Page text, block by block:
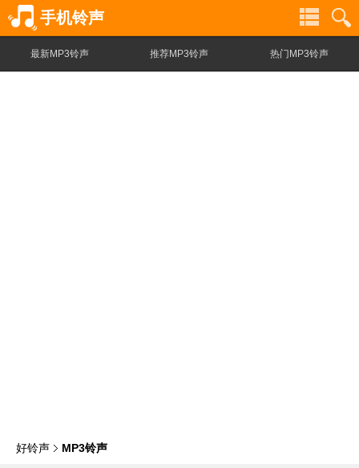
手机铃声
铃声
最新MP3铃声 推荐MP3铃声 热门MP3铃声
好铃声 MP3铃声